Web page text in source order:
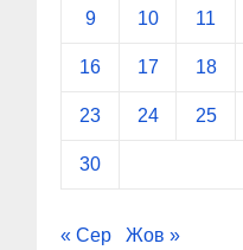
9 10 11
16 17 18
23 24 25
30
« Сер Жов »